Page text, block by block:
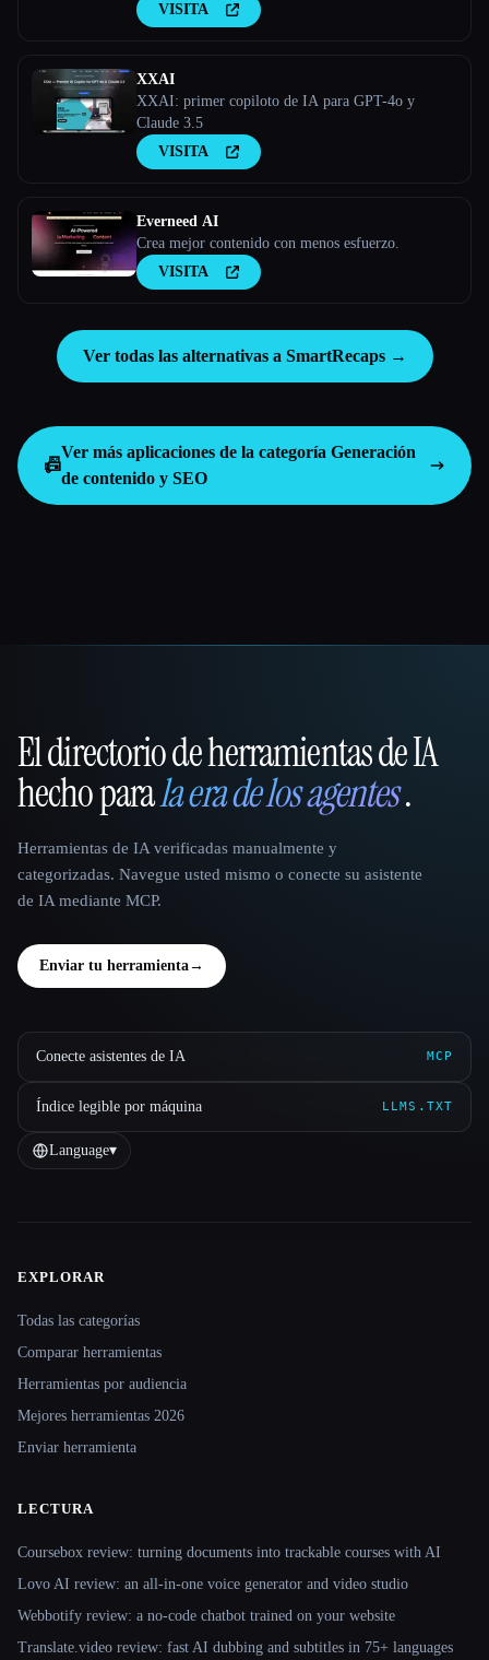
VISITA
XXAI
XXAI: primer copiloto de IA para GPT-4o y
Claude 3.5
VISITA
Everneed AI
Crea mejor contenido con menos esfuerzo.
VISITA
Ver todas las alternativas a SmartRecaps →
📠
Ver más aplicaciones de la categoría Generación
de contenido y SEO
That AI Collection
El directorio de herramientas de IA
hecho parala era de los agentes.
Herramientas de IA verificadas manualmente y
categorizadas. Navegue usted mismo o conecte su asistente
de IA mediante MCP.
Enviar tu herramienta→
Conecte asistentes de IA MCP
Índice legible por máquina LLMS.TXT
Language▾
Site navigation
EXPLORAR
Todas las categorías
Comparar herramientas
Herramientas por audiencia
Mejores herramientas 2026
Enviar herramienta
LECTURA
Coursebox review: turning documents into trackable courses with AI
Lovo AI review: an all-in-one voice generator and video studio
Webbotify review: a no-code chatbot trained on your website
Translate.video review: fast AI dubbing and subtitles in 75+ languages